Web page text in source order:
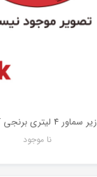
زیر سماور 4 لیتری برنجی کوچک
نا موجود